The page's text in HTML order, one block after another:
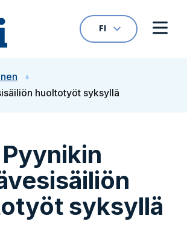
VALITTU KIELI:
FI
Avaa
huoltotyöt syksyllä
Pyynikin
syksyllä